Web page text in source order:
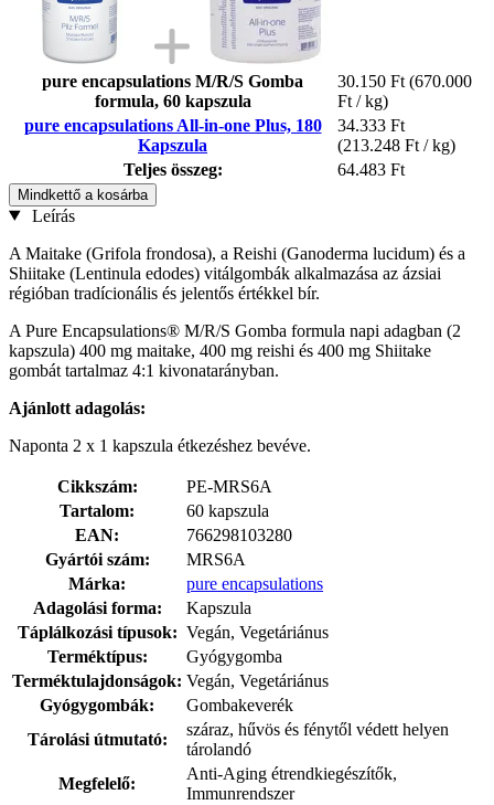
pure encapsulations M/R/S Gomba
formula, 60 kapszula
30.150 Ft (670.000
Ft / kg)
pure encapsulations All-in-one Plus, 180
Kapszula
34.333 Ft
(213.248 Ft / kg)
Teljes összeg:
64.483 Ft
Mindkettő a kosárba
Leírás
A Maitake (Grifola frondosa), a Reishi (Ganoderma lucidum) és a
Shiitake (Lentinula edodes) vitálgombák alkalmazása az ázsiai
régióban tradícionális és jelentős értékkel bír.
A Pure Encapsulations® M/R/S Gomba formula napi adagban (2
kapszula) 400 mg maitake, 400 mg reishi és 400 mg Shiitake
gombát tartalmaz 4:1 kivonatarányban.
Ajánlott adagolás:
Naponta 2 x 1 kapszula étkezéshez bevéve.
Cikkszám:
PE-MRS6A
Tartalom:
60 kapszula
EAN:
766298103280
Gyártói szám:
MRS6A
Márka:
pure encapsulations
Adagolási forma:
Kapszula
Táplálkozási típusok: Vegán, Vegetáriánus
Terméktípus:
Gyógygomba
Terméktulajdonságok: Vegán, Vegetáriánus
Gyógygombák:
Gombakeverék
Tárolási útmutató:
száraz, hűvös és fénytől védett helyen
tárolandó
Megfelelő:
Anti-Aging étrendkiegészítők,
Immunrendszer